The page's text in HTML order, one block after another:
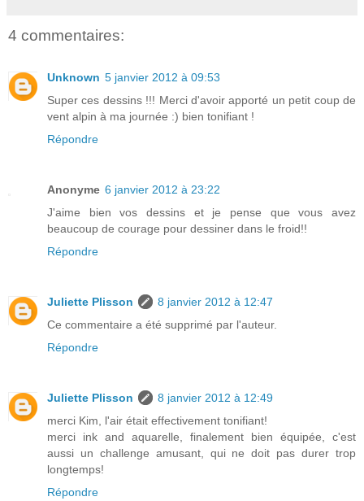
4 commentaires:
Unknown 5 janvier 2012 à 09:53
Super ces dessins !!! Merci d'avoir apporté un petit coup de
vent alpin à ma journée :) bien tonifiant !
Répondre
Anonyme 6 janvier 2012 à 23:22
J'aime bien vos dessins et je pense que vous avez
beaucoup de courage pour dessiner dans le froid!!
Répondre
Juliette Plisson
8 janvier 2012 à 12:47
Ce commentaire a été supprimé par l'auteur.
Répondre
Juliette Plisson
8 janvier 2012 à 12:49
merci Kim, l'air était effectivement tonifiant!
merci ink and aquarelle, finalement bien équipée, c'est
aussi un challenge amusant, qui ne doit pas durer trop
longtemps!
Répondre